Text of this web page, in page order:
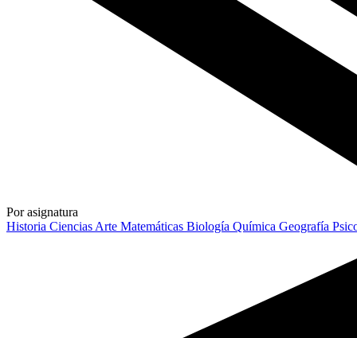
Por asignatura
Historia Ciencias Arte Matemáticas Biología Química Geografía